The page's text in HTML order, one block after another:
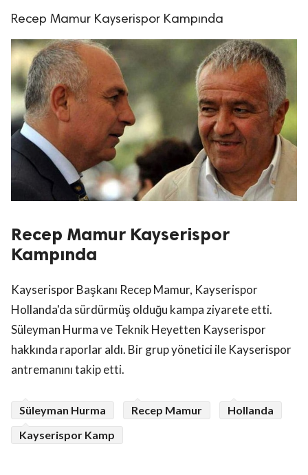
Recep Mamur Kayserispor Kampında
Recep Mamur Kayserispor
Kampında
Kayserispor Başkanı Recep Mamur, Kayserispor
Hollanda'da sürdürmüş olduğu kampa ziyarete etti.
Süleyman Hurma ve Teknik Heyetten Kayserispor
hakkında raporlar aldı. Bir grup yönetici ile Kayserispor
antremanını takip etti.
Süleyman Hurma Recep Mamur
Hollanda
Kayserispor Kamp